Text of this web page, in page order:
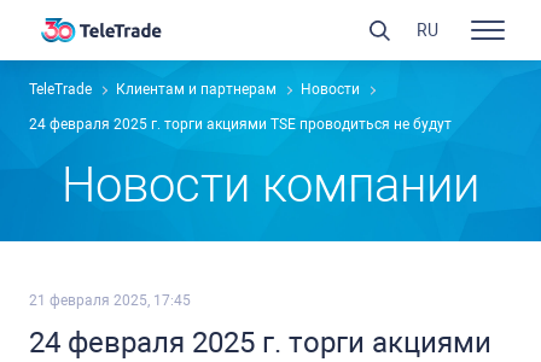
TeleTrade Клиентам и партнерам Новости
24 февраля 2025 г. торги акциями TSE проводиться не будут
Новости компании
21 февраля 2025, 17:45
24 февраля 2025 г. торги акциями
RU